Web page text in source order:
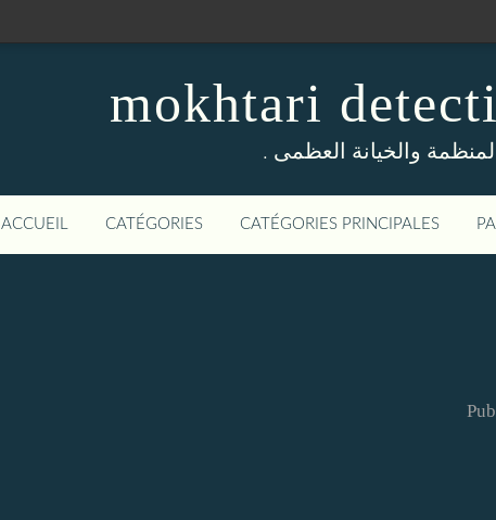
mokhtari
والخيانة العظمى
ACCUEIL CATÉGORIES CATÉGORIES PRINCIPALES